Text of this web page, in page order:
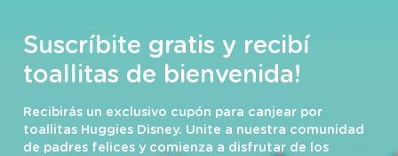
Suscríbite gratis y recibí
toallitas de bienvenida!
Recibirás un exclusivo cupón para canjear por
toallitas Huggies Disney. Unite a nuestra comunidad
de padres felices y comienza a disfrutar de los